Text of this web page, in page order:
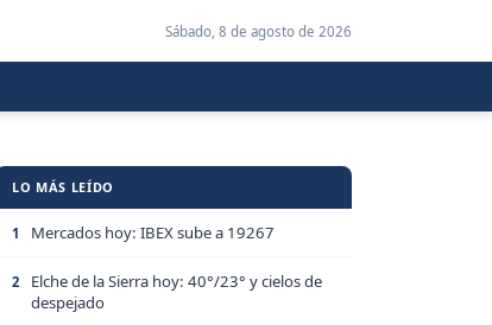
Sábado, 8 de agosto de 2026
LO MÁS LEÍDO
1 Mercados hoy: IBEX sube a 19267
2
Elche de la Sierra hoy: 40°/23° y cielos de
despejado